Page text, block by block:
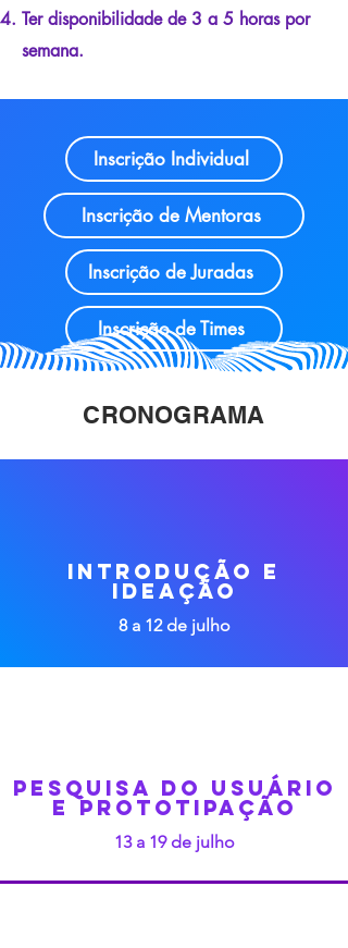
Ter disponibilidade de 3 a 5 horas por
semana.
Inscrição Individual
Inscrição de Mentoras
Inscrição de Juradas
Inscrição de Times
Introdução e
Ideação
8 a 12 de julho
PESQUISA DO uSUÁRIO
e Prototipação
13 a 19 de julho
CRONOGRAMA